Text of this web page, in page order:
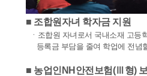
■ 조합원자녀 학자금 지원
ㆍ조합원 자녀로서 국내소재 고등
등록금 부담을 줄여 학업에 전념
■ 농업인NH안전보험(Ⅲ형)